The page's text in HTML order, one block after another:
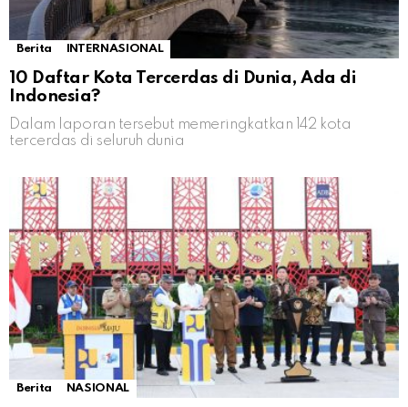
Berita INTERNASIONAL
10 Daftar Kota Tercerdas di Dunia, Ada di
Indonesia?
Dalam laporan tersebut memeringkatkan 142 kota
tercerdas di seluruh dunia
Berita NASIONAL